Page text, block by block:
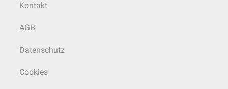
Kontakt
AGB
Datenschutz
Cookies